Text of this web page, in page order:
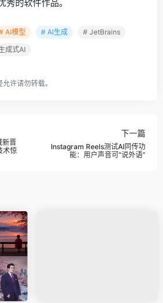
秀的软件作品。
AI模型 # AI生成
# JetBrains
成式AI
许请勿转载。
新晋
术惊
下一篇
Instagram Reels测试AI同传功
能：用户声音可“说外语”